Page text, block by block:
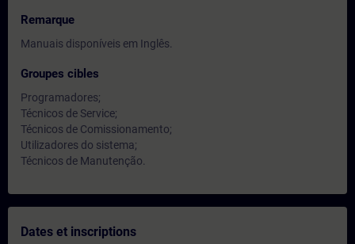
Remarque
Manuais disponíveis em Inglês.
Groupes cibles
Programadores;
Técnicos de Service;
Técnicos de Comissionamento;
Utilizadores do sistema;
Técnicos de Manutenção.
Dates et inscriptions